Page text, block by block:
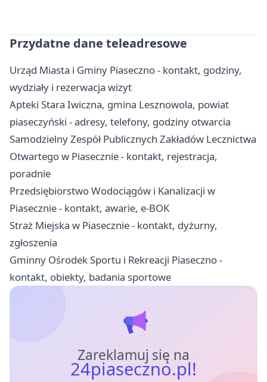
Przydatne dane teleadresowe
Urząd Miasta i Gminy Piaseczno - kontakt, godziny,
wydziały i rezerwacja wizyt
Apteki Stara Iwiczna, gmina Lesznowola, powiat
piaseczyński - adresy, telefony, godziny otwarcia
Samodzielny Zespół Publicznych Zakładów Lecznictwa
Otwartego w Piasecznie - kontakt, rejestracja,
poradnie
Przedsiębiorstwo Wodociągów i Kanalizacji w
Piasecznie - kontakt, awarie, e-BOK
Straż Miejska w Piasecznie - kontakt, dyżurny,
zgłoszenia
Gminny Ośrodek Sportu i Rekreacji Piaseczno -
kontakt, obiekty, badania sportowe
Zareklamuj się na
24piaseczno.pl!